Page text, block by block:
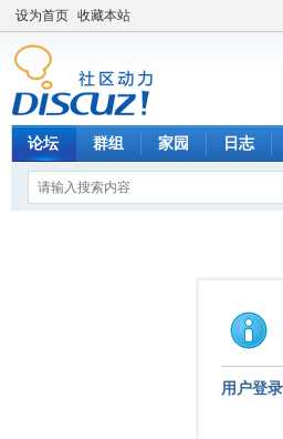
设为首页 收藏本站
论坛 群组 家园 日志
用户登录